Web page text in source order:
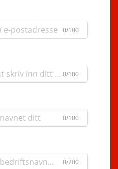
0/100
0/100
0/100
0/200